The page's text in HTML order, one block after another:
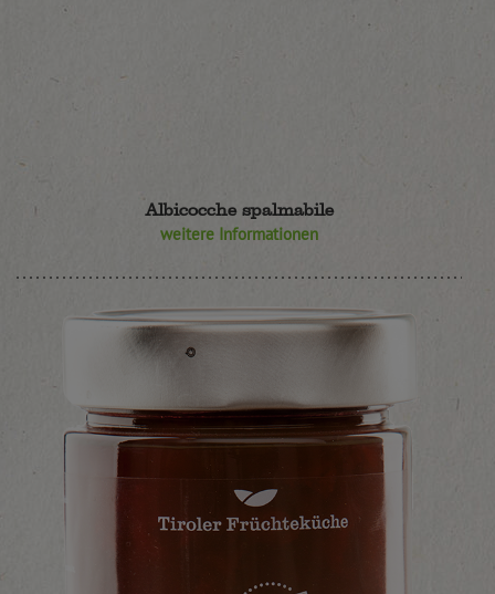
Albicocche spalmabile
weitere Informationen